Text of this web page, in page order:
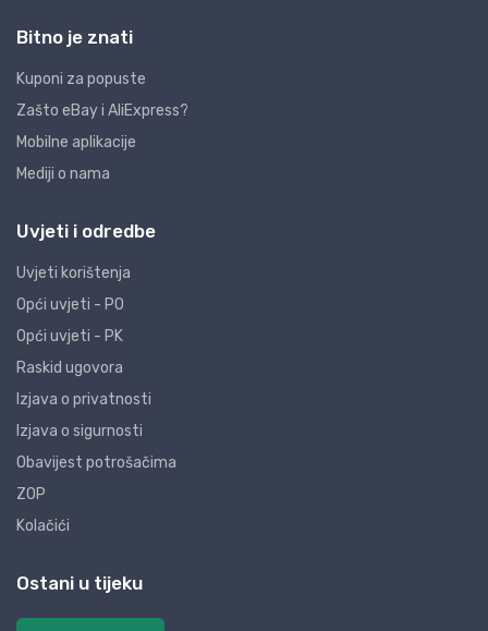
Bitno je znati
Kuponi za popuste
Zašto eBay i AliExpress?
Mobilne aplikacije
Mediji o nama
Uvjeti i odredbe
Uvjeti korištenja
Opći uvjeti - PO
Opći uvjeti - PK
Raskid ugovora
Izjava o privatnosti
Izjava o sigurnosti
Obavijest potrošačima
ZOP
Kolačići
Ostani u tijeku